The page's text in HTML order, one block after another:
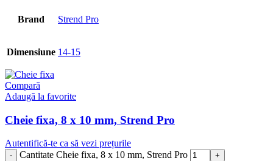
Brand Strend Pro
Dimensiune 14-15
Compară
Adaugă la favorite
Cheie fixa, 8 x 10 mm, Strend Pro
Autentifică-te ca să vezi prețurile
Cantitate Cheie fixa, 8 x 10 mm, Strend Pro